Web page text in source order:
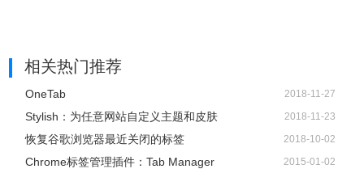
相关热门推荐
OneTab 2018-11-27
Stylish：为任意网站自定义主题和皮肤 2018-11-23
恢复谷歌浏览器最近关闭的标签 2018-10-02
Chrome标签管理插件：Tab Manager 2015-01-02